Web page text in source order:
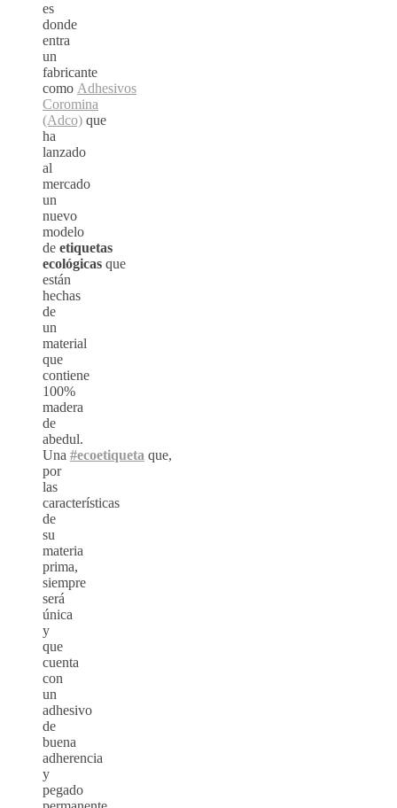
es
donde
entra
un
fabricante
como Adhesivos
Coromina
(Adco) que
ha
lanzado
al
mercado
un
nuevo
modelo
de etiquetas
ecológicas que
están
hechas
de
un
material
que
contiene
100%
madera
de
abedul.
Una #ecoetiqueta que,
por
las
características
de
su
materia
prima,
siempre
será
única
y
que
cuenta
con
un
adhesivo
de
buena
adherencia
y
pegado